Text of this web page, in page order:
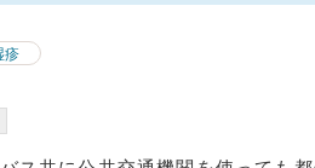
疹